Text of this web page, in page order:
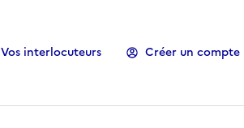
Vos interlocuteurs Créer un compte